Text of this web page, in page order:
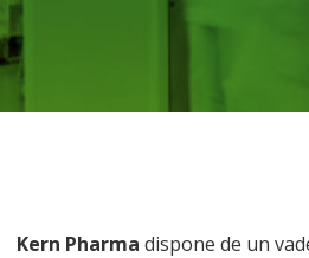
Kern Pharma dispone de un